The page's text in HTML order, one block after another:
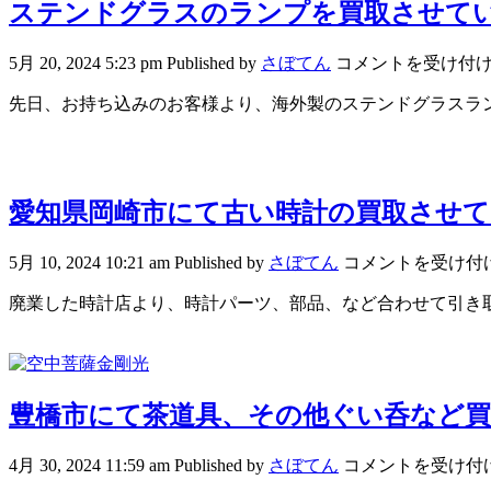
ステンドグラスのランプを買取させて
5月 20, 2024 5:23 pm Published by さぼてん コメントを受け付
先日、お持ち込みのお客様より、海外製のステンドグラス
愛知県岡崎市にて古い時計の買取させ
5月 10, 2024 10:21 am Published by さぼてん コメントを受け付
廃業した時計店より、時計パーツ、部品、など合わせて引
豊橋市にて茶道具、その他ぐい呑など
4月 30, 2024 11:59 am Published by さぼてん コメントを受け付